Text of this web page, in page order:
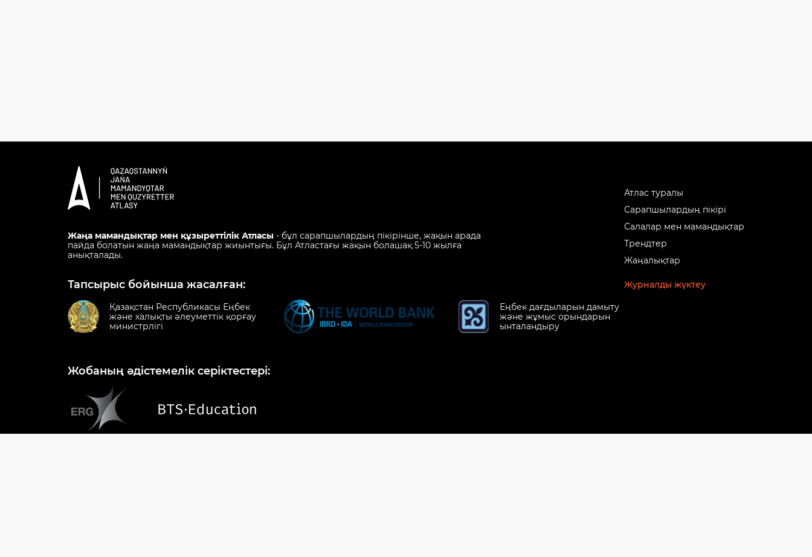
Жаңа мамандықтар мен құзыреттілік Атласы - бұл сарапшылардың пікірінше, жақын арада
пайда болатын жаңа мамандықтар жиынтығы. Бұл Атластағы жақын болашақ 5-10 жылға
анықталады.
Тапсырыс бойынша жасалған:
Қазақстан Республикасы Еңбек
және халықты әлеуметтік қорғау
министрлігі
Еңбек дағдыларын дамыту
және жұмыс орындарын
ынталандыру
Жобаның әдістемелік серіктестері:
Атлас туралы
Сарапшылардың пікірі
Салалар мен мамандықтар
Трендтер
Жаңалықтар
Журналды жүктеу